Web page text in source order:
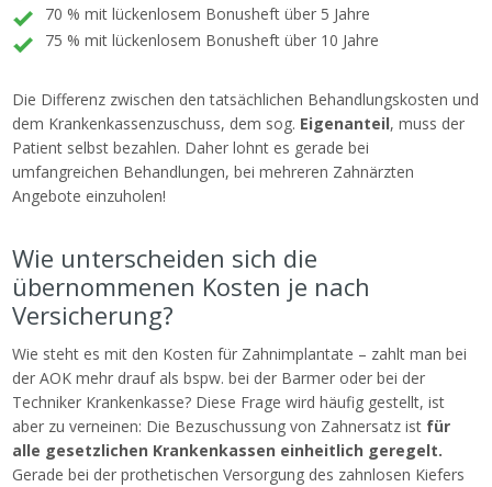
70 % mit lückenlosem Bonusheft über 5 Jahre
75 % mit lückenlosem Bonusheft über 10 Jahre
Die Differenz zwischen den tatsächlichen Behandlungskosten und
dem Krankenkassenzuschuss, dem sog. Eigenanteil, muss der
Patient selbst bezahlen. Daher lohnt es gerade bei
umfangreichen Behandlungen, bei mehreren Zahnärzten
Angebote einzuholen!
Wie unterscheiden sich die
übernommenen Kosten je nach
Versicherung?
Wie steht es mit den Kosten für Zahnimplantate – zahlt man bei
der AOK mehr drauf als bspw. bei der Barmer oder bei der
Techniker Krankenkasse? Diese Frage wird häufig gestellt, ist
aber zu verneinen: Die Bezuschussung von Zahnersatz ist für
alle gesetzlichen Krankenkassen einheitlich geregelt.
Gerade bei der prothetischen Versorgung des zahnlosen Kiefers